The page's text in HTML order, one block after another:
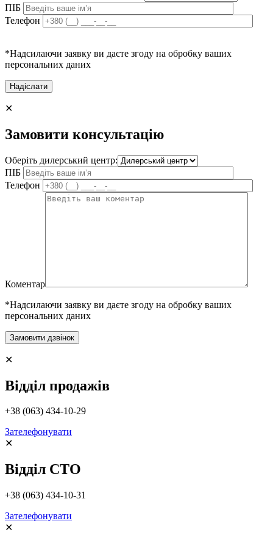
ПІБ
Телефон
*Надсилаючи заявку ви даєте згоду на обробку ваших
персональних даних
✕
Замовити консультацію
Оберіть дилерський центр:
ПІБ
Телефон
Коментар
*Надсилаючи заявку ви даєте згоду на обробку ваших
персональних даних
✕
Відділ продажів
+38 (063) 434-10-29
Зателефонувати
✕
Відділ СТО
+38 (063) 434-10-31
Зателефонувати
✕